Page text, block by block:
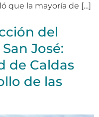
que la mayoría de […]
del
José:
de Caldas
de las